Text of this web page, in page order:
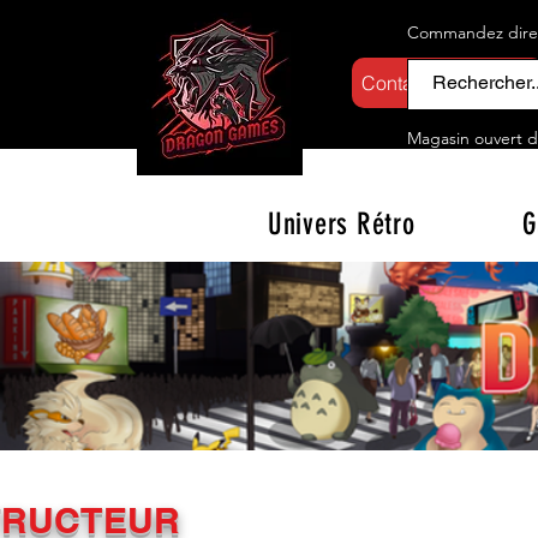
Contactez-nous
Commandez
Magasin ouvert d
Univers Rétro